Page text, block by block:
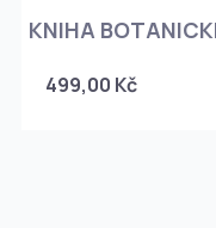
KNIHA
499,00 Kč